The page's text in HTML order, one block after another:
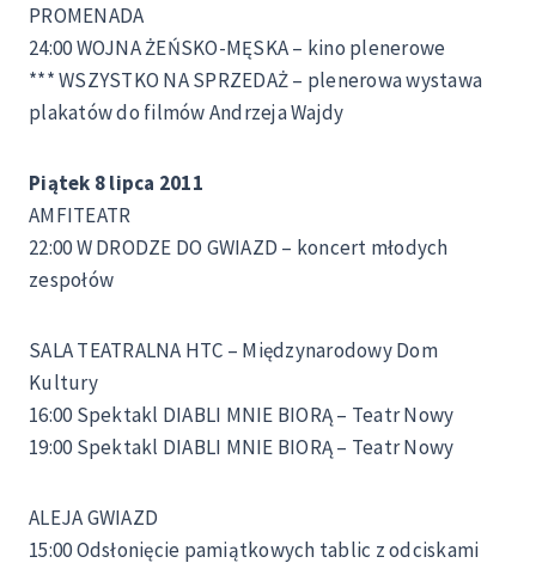
PROMENADA
24:00 WOJNA ŻEŃSKO-MĘSKA – kino plenerowe
*** WSZYSTKO NA SPRZEDAŻ – plenerowa wystawa
plakatów do filmów Andrzeja Wajdy
Piątek 8 lipca 2011
AMFITEATR
22:00 W DRODZE DO GWIAZD – koncert młodych
zespołów
SALA TEATRALNA HTC – Międzynarodowy Dom
Kultury
16:00 Spektakl DIABLI MNIE BIORĄ – Teatr Nowy
19:00 Spektakl DIABLI MNIE BIORĄ – Teatr Nowy
ALEJA GWIAZD
15:00 Odsłonięcie pamiątkowych tablic z odciskami